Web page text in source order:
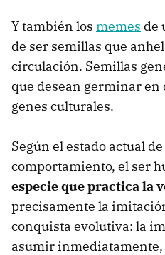
Y también los memes de
de ser semillas que
circulación. Semillas
que desean germinar en
genes culturales.
Según el estado actual
comportamiento, el ser
especie que practica la
precisamente la
conquista evolutiva: la
asumir